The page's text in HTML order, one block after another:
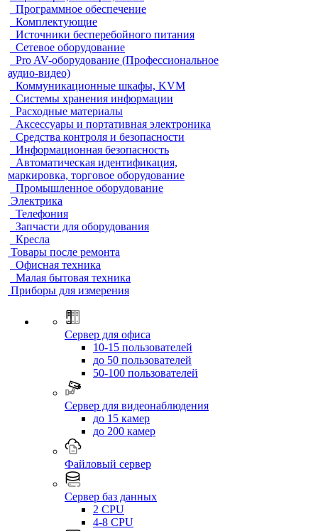
Программное обеспечение
Комплектующие
Источники бесперебойного питания
Сетевое оборудование
Pro AV-оборудование (Профессиональное
аудио-видео)
Коммуникационные шкафы, KVM
Системы хранения информации
Расходные материалы
Аксессуары и портативная электроника
Средства контроля и безопасности
Информационная безопасность
Автоматическая идентификация,
маркировка, торговое оборудование
Промышленное оборудование
Электрика
Телефония
Запчасти для оборудования
Кресла
Товары после ремонта
Офисная техника
Малая бытовая техника
Приборы для измерения
Сервер для офиса
10-15 пользователей
до 50 пользователей
50-100 пользователей
Сервер для видеонаблюдения
до 15 камер
до 200 камер
Файловый сервер
Сервер баз данных
2 CPU
4-8 CPU